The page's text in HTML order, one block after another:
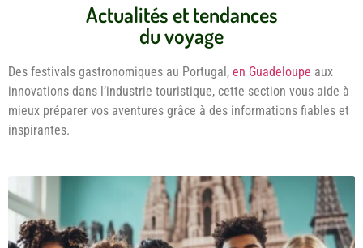
Actualités et tendances
du voyage
Des festivals gastronomiques au Portugal, en Guadeloupe aux
innovations dans l’industrie touristique, cette section vous aide à
mieux préparer vos aventures grâce à des informations fiables et
inspirantes.